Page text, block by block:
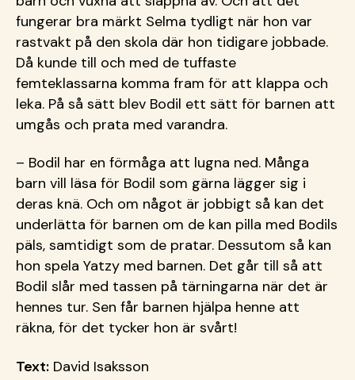
fungerar bra märkt Selma tydligt när hon var
rastvakt på den skola där hon tidigare jobbade.
Då kunde till och med de tuffaste
femteklassarna komma fram för att klappa och
leka. På så sätt blev Bodil ett sätt för barnen att
umgås och prata med varandra.
– Bodil har en förmåga att lugna ned. Många
barn vill läsa för Bodil som gärna lägger sig i
deras knä. Och om något är jobbigt så kan det
underlätta för barnen om de kan pilla med Bodils
päls, samtidigt som de pratar. Dessutom så kan
hon spela Yatzy med barnen. Det går till så att
Bodil slår med tassen på tärningarna när det är
hennes tur. Sen får barnen hjälpa henne att
räkna, för det tycker hon är svårt!
Text: David Isaksson